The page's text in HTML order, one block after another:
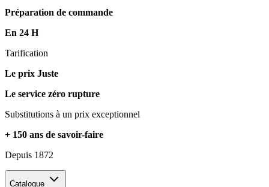
Préparation de commande
En 24 H
Tarification
Le prix Juste
Le service zéro rupture
Substitutions à un prix exceptionnel
+ 150 ans de savoir-faire
Depuis 1872
Catalogue